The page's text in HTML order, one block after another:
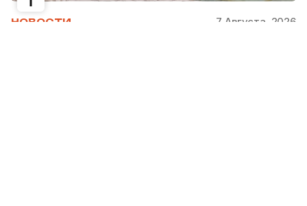
НОВОСТИ 7 Августа, 2026